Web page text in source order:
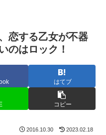
恋する乙女が不器
のはロック！
はてブ
コピー
2016.10.30 2023.02.18